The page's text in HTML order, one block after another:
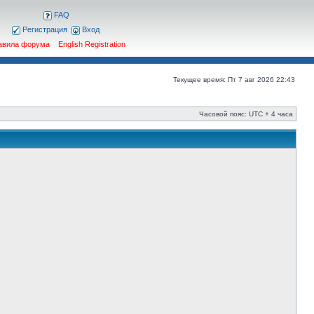
FAQ
Регистрация
Вход
форума
English Registration
Текущее время: Пт 7 авг 2026 22:43
Часовой пояс: UTC + 4 часа